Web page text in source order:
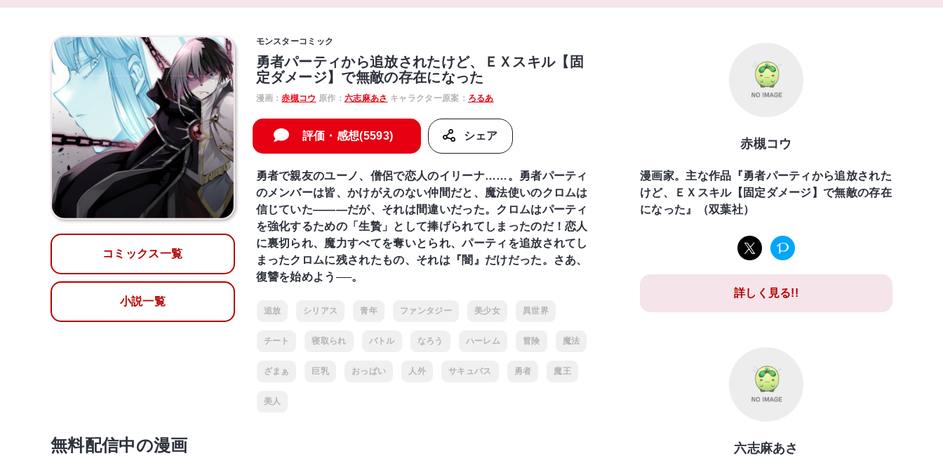
コミックス一覧
小説一覧
モンスターコミック
勇者パーティから追放されたけど、ＥＸスキル【固
定ダメージ】で無敵の存在になった
漫画：赤槻コウ 原作：六志麻あさ キャラクター原案： ろるあ
評価・感想(5593) シェア
勇者で親友のユーノ、僧侶で恋人のイリーナ……。勇者パーティ
のメンバーは皆、かけがえのない仲間だと、魔法使いのクロムは
信じていた―――だが、それは間違いだった。クロムはパーティ
を強化するための「生贄」として捧げられてしまったのだ！恋人
に裏切られ、魔力すべてを奪いとられ、パーティを追放されてし
まったクロムに残されたもの、それは『闇』だけだった。さあ、
復讐を始めよう──。
追放 シリアス 青年 ファンタジー 美少女 異世界
チート 寝取られ バトル なろう ハーレム 冒険 魔法
ざまぁ 巨乳 おっぱい 人外 サキュバス 勇者 魔王
美人
無料配信中の漫画
赤槻コウ
漫画家。主な作品『勇者パーティから追放された
けど、ＥＸスキル【固定ダメージ】で無敵の存在
になった』（双葉社）
詳しく見る!!
六志麻あさ